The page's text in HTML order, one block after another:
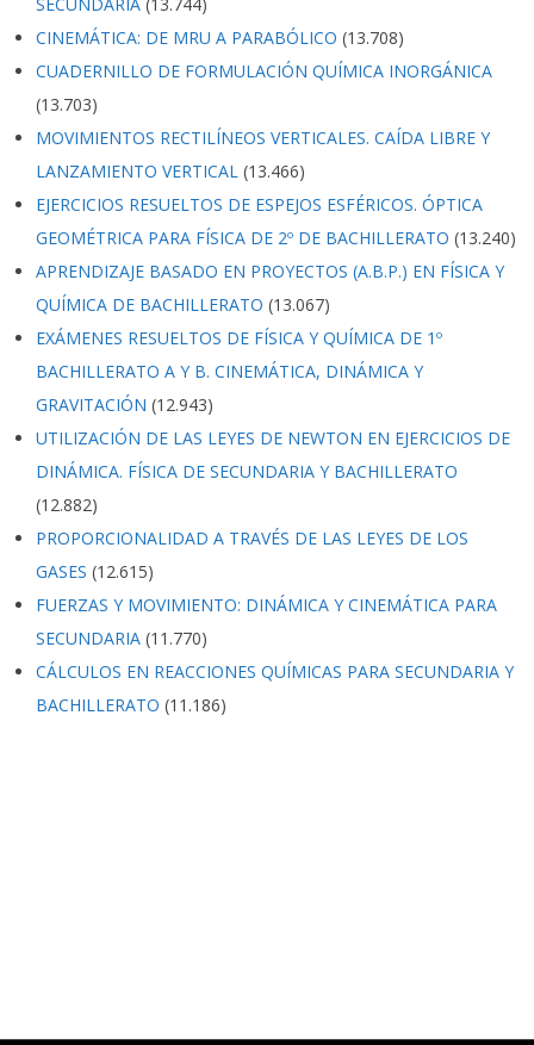
CINEMÁTICA: DE MRU A PARABÓLICO (13.708)
CUADERNILLO DE FORMULACIÓN QUÍMICA INORGÁNICA
(13.703)
MOVIMIENTOS RECTILÍNEOS VERTICALES. CAÍDA LIBRE Y
LANZAMIENTO VERTICAL (13.466)
EJERCICIOS RESUELTOS DE ESPEJOS ESFÉRICOS. ÓPTICA
GEOMÉTRICA PARA FÍSICA DE 2º DE BACHILLERATO (13.240)
APRENDIZAJE BASADO EN PROYECTOS (A.B.P.) EN FÍSICA Y
QUÍMICA DE BACHILLERATO (13.067)
EXÁMENES RESUELTOS DE FÍSICA Y QUÍMICA DE 1º
BACHILLERATO A Y B. CINEMÁTICA, DINÁMICA Y
GRAVITACIÓN (12.943)
UTILIZACIÓN DE LAS LEYES DE NEWTON EN EJERCICIOS DE
DINÁMICA. FÍSICA DE SECUNDARIA Y BACHILLERATO
(12.882)
PROPORCIONALIDAD A TRAVÉS DE LAS LEYES DE LOS
GASES (12.615)
FUERZAS Y MOVIMIENTO: DINÁMICA Y CINEMÁTICA PARA
SECUNDARIA (11.770)
CÁLCULOS EN REACCIONES QUÍMICAS PARA SECUNDARIA Y
BACHILLERATO (11.186)